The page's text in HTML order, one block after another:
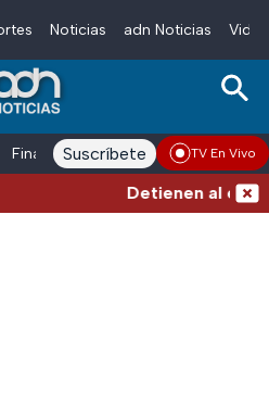
Noticias adn Noticias
Finanzas adn Noticias Radio
Suscríbete TV En Vivo
Detienen al